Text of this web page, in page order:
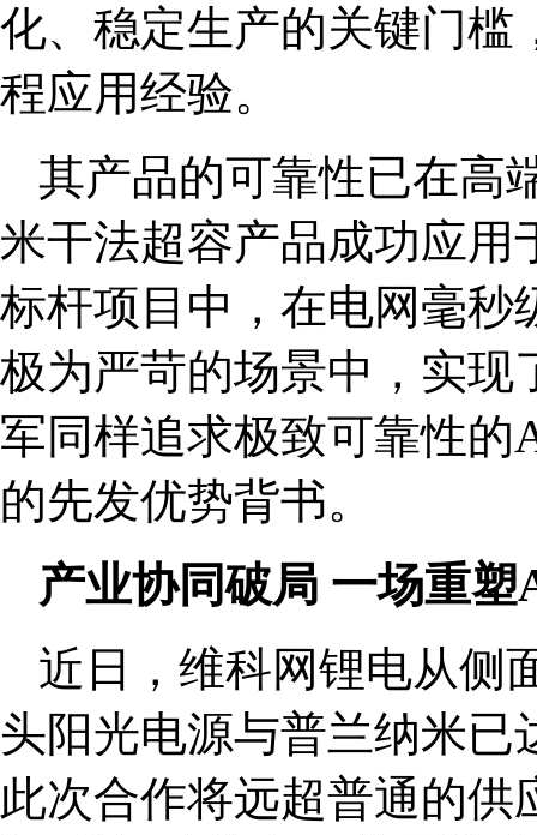
化、稳定生产的关键门槛
程应用经验。
其产品的可靠性已在高
米干法超容产品成功应用
标杆项目中，在电网毫秒
极为严苛的场景中，实现
军同样追求极致可靠性
的先发优势背书。
产业协同破局 一场重
近日，维科网锂电从侧
头阳光电源与普兰纳米
此次合作将远超普通的供